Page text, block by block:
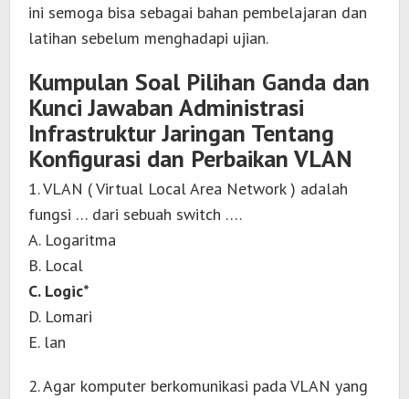
ini semoga bisa sebagai bahan pembelajaran dan
latihan sebelum menghadapi ujian.
Kumpulan Soal Pilihan Ganda dan
Kunci Jawaban Administrasi
Infrastruktur Jaringan Tentang
Konfigurasi dan Perbaikan VLAN
1. VLAN ( Virtual Local Area Network ) adalah
fungsi … dari sebuah switch ….
A. Logaritma
B. Local
C. Logic*
D. Lomari
E. lan
2. Agar komputer berkomunikasi pada VLAN yang